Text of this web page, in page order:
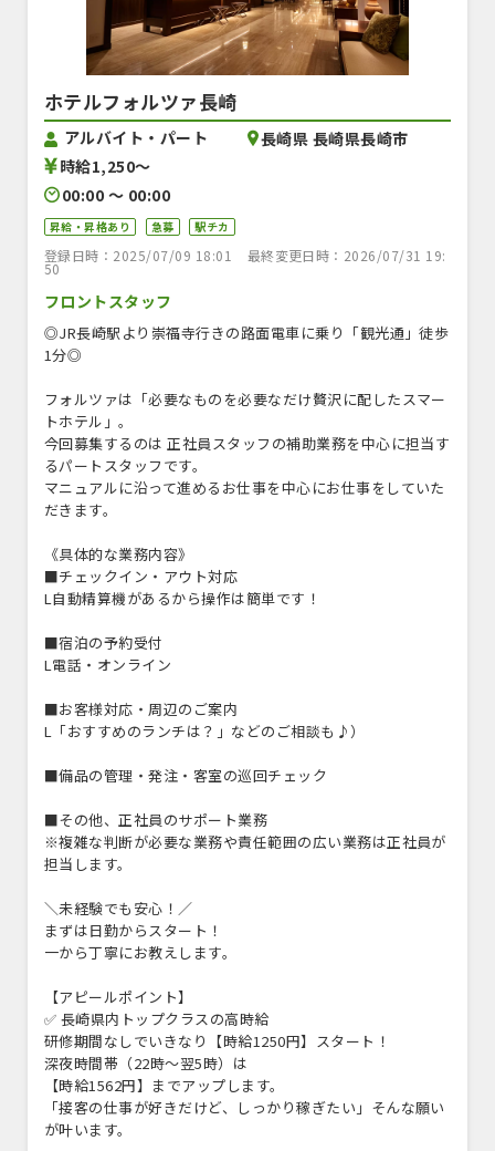
ホテルフォルツァ長崎
アルバイト・パート
時給1,250〜
00:00 〜 00:00
長崎県 長崎県長崎市
昇給・昇格あり 急募 駅チカ
登録日時：2025/07/09 18:01 最終変更日時：2026/07/31 19:
50
フロントスタッフ
◎JR長崎駅より崇福寺行きの路面電車に乗り「観光通」徒歩
1分◎
フォルツァは「必要なものを必要なだけ贅沢に配したスマー
トホテル」。
今回募集するのは 正社員スタッフの補助業務を中心に担当す
るパートスタッフです。
マニュアルに沿って進めるお仕事を中心にお仕事をしていた
だきます。
《具体的な業務内容》
■チェックイン・アウト対応
L自動精算機があるから操作は簡単です！
■宿泊の予約受付
L電話・オンライン
■お客様対応・周辺のご案内
L「おすすめのランチは？」などのご相談も♪）
■備品の管理・発注・客室の巡回チェック
■その他、正社員のサポート業務
※複雑な判断が必要な業務や責任範囲の広い業務は正社員が
担当します。
＼未経験でも安心！／
まずは日勤からスタート！
一から丁寧にお教えします。
【アピールポイント】
✅ 長崎県内トップクラスの高時給
研修期間なしでいきなり【時給1250円】スタート！
深夜時間帯（22時～翌5時）は
【時給1562円】までアップします。
「接客の仕事が好きだけど、しっかり稼ぎたい」そんな願い
が叶います。